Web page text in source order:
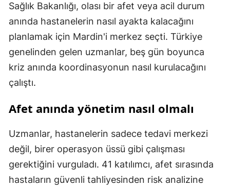
Sağlık Bakanlığı, olası bir afet veya acil durum
anında hastanelerin nasıl ayakta kalacağını
planlamak için Mardin'i merkez seçti. Türkiye
genelinden gelen uzmanlar, beş gün boyunca
kriz anında koordinasyonun nasıl kurulacağını
çalıştı.
Afet anında yönetim nasıl olmalı
Uzmanlar, hastanelerin sadece tedavi merkezi
değil, birer operasyon üssü gibi çalışması
gerektiğini vurguladı. 41 katılımcı, afet sırasında
hastaların güvenli tahliyesinden risk analizine